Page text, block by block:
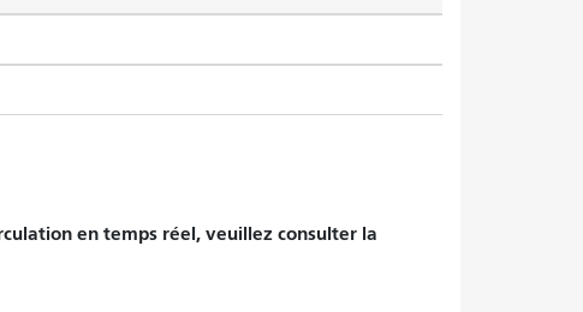
en temps réel, veuillez consulter la